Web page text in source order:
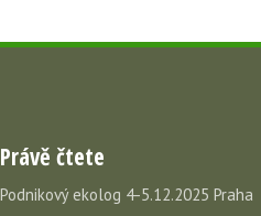
Právě čtete
Podnikový ekolog 4-5.12.2025 Praha